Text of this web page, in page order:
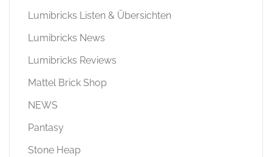
Lumibricks Listen & Übersichten
Lumibricks News
Lumibricks Reviews
Mattel Brick Shop
NEWS
Pantasy
Stone Heap